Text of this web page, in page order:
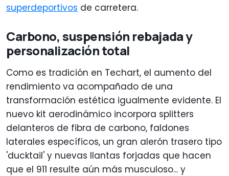
superdeportivos de carretera.
Carbono, suspensión rebajada y
personalización total
Como es tradición en Techart, el aumento del
rendimiento va acompañado de una
transformación estética igualmente evidente. El
nuevo kit aerodinámico incorpora splitters
delanteros de fibra de carbono, faldones
laterales específicos, un gran alerón trasero tipo
'ducktail' y nuevas llantas forjadas que hacen
que el 911 resulte aún más musculoso... y